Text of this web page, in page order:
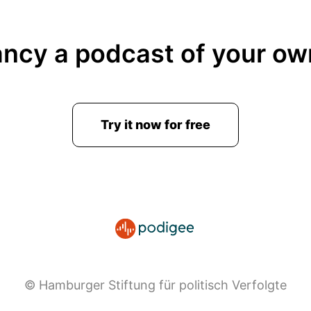
a podcast of your
Try it now for free
© Hamburger Stiftung für politisch Verfolgte